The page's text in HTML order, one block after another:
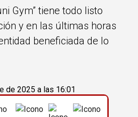
Gym” tiene todo listo
y en las últimas horas
beneficiada de lo
de 2025 a las 16:01